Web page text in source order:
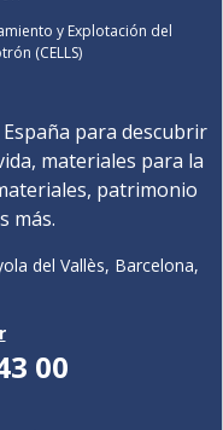
y Explotación del
(CELLS)
para descubrir
materiales para la
patrimonio
más.
del Vallès, Barcelona,
00